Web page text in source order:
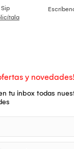
y novedades!
tu inbox todas